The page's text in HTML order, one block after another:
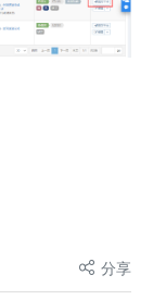
分享